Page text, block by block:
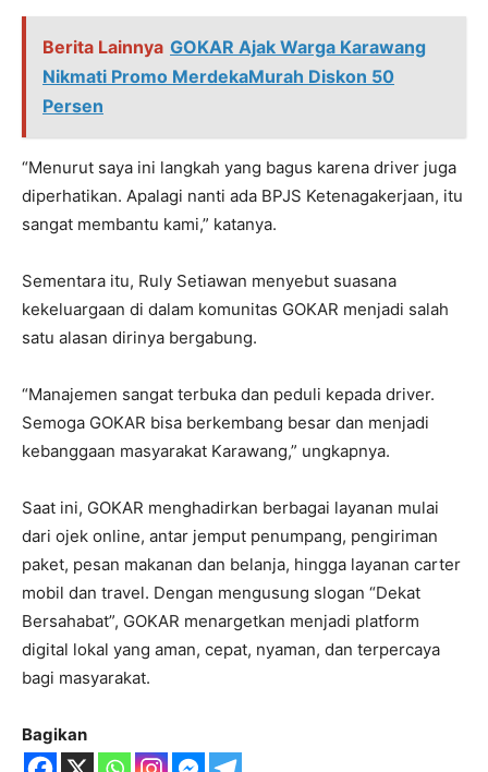
Berita Lainnya GOKAR Ajak Warga Karawang
Nikmati Promo MerdekaMurah Diskon 50
Persen
“Menurut saya ini langkah yang bagus karena driver juga
diperhatikan. Apalagi nanti ada BPJS Ketenagakerjaan, itu
sangat membantu kami,” katanya.
Sementara itu, Ruly Setiawan menyebut suasana
kekeluargaan di dalam komunitas GOKAR menjadi salah
satu alasan dirinya bergabung.
“Manajemen sangat terbuka dan peduli kepada driver.
Semoga GOKAR bisa berkembang besar dan menjadi
kebanggaan masyarakat Karawang,” ungkapnya.
Saat ini, GOKAR menghadirkan berbagai layanan mulai
dari ojek online, antar jemput penumpang, pengiriman
paket, pesan makanan dan belanja, hingga layanan carter
mobil dan travel. Dengan mengusung slogan “Dekat
Bersahabat”, GOKAR menargetkan menjadi platform
digital lokal yang aman, cepat, nyaman, dan terpercaya
bagi masyarakat.
Bagikan